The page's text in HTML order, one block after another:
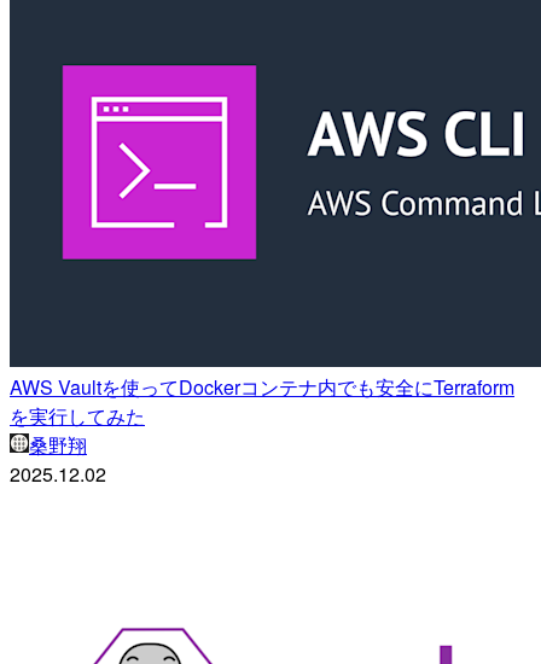
AWS Vaultを使ってDockerコンテナ内でも安全にTerraform
を実行してみた
桑野翔
2025.12.02